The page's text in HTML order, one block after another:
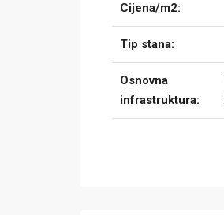
Cijena/m2:
Tip stana:
Osnovna
infrastruktura: